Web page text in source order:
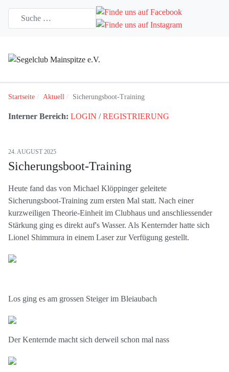
Startseite Aktuell Sicherungsboot-Training
Interner Bereich: LOGIN /REGISTRIERUNG
24. AUGUST 2025
Sicherungsboot-Training
Heute fand das von Michael Klöppinger geleitete
Sicherungsboot-Training zum ersten Mal statt. Nach einer
kurzweiligen Theorie-Einheit im Clubhaus und anschliessender
Stärkung ging es direkt auf's Wasser. Als Kenternder hatte sich
Lionel Shimmura in einem Laser zur Verfügung gestellt.
Los ging es am grossen Steiger im Bleiaubach
Der Kenternde macht sich derweil schon mal nass